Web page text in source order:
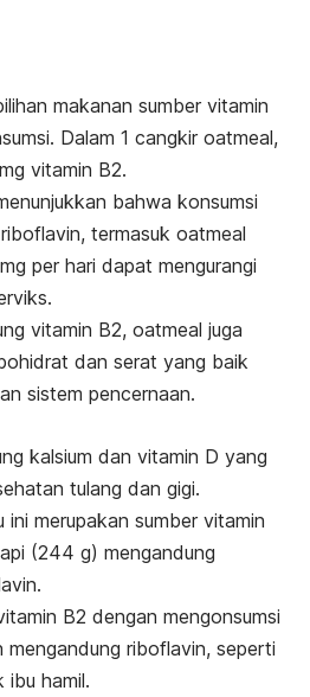
makanan sumber vitamin
Dalam 1 cangkir oatmeal,
vitamin B2.
bahwa konsumsi
termasuk oatmeal
per hari dapat mengurangi
vitamin B2, oatmeal juga
dan serat yang baik
sistem pencernaan.
kalsium dan vitamin D yang
tulang dan gigi.
ini merupakan sumber vitamin
(244 g) mengandung
B2 dengan mengonsumsi
mengandung riboflavin, seperti
ibu hamil.